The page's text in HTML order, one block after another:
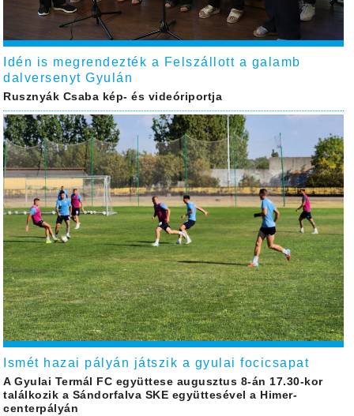
Idén is megrendezték a Felszállott a galamb
dalversenyt Gyulán
Rusznyák Csaba kép- és videóriportja
Ismét hazai pályán játszik a gyulai focicsapat
A Gyulai Termál FC együttese augusztus 8-án 17.30-kor
találkozik a Sándorfalva SKE együttesével a Himer-
centerpályán